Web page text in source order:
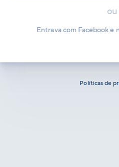
ou
Entrava com Facebook e
Políticas de